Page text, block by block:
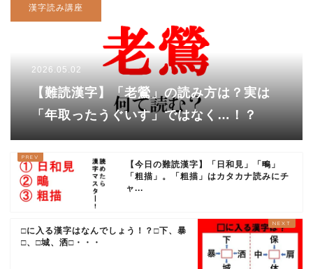
漢字読み講座
2026.05.02
【難読漢字】「老鶯」の読み方は？実は
「年取ったうぐいす」ではなく…！？
【今日の難読漢字】「日和見」「鴫」
「粗描」。「粗描」はカタカナ読みにチ
ャ...
□に入る漢字はなんでしょう！？□下、暴
□、□城、洒□・・・